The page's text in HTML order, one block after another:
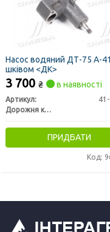
Насос водяний ДТ-75 А-41
шківом <ДК>
3 700 ₴ в наявності
Артикул:
Дорожня карта
ПРИДБАТИ
Код: